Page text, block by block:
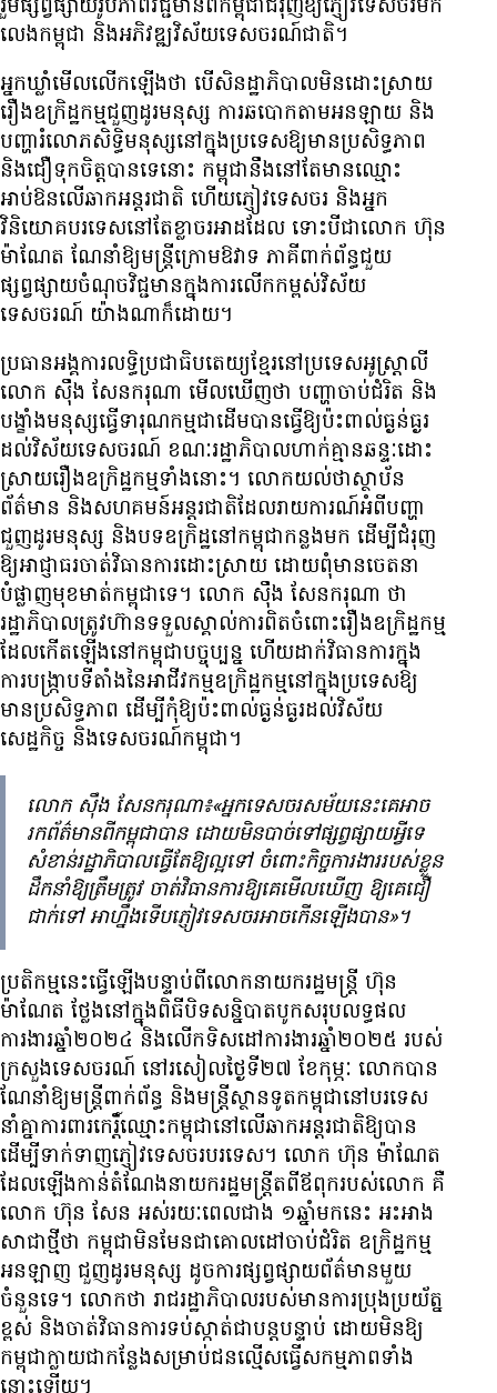
រួម​ផ្សព្វផ្សាយ​រូបភាព​វិជ្ជមាន​ពី​កម្ពុជា​ជំរុញ​ឱ្យ​ភ្ញៀវ​ទេសចរ​មក​
លេង​កម្ពុជា និង​អភិវឌ្ឍ​វិស័យ​ទេសចរណ៍​ជាតិ។
អ្នកឃ្លាំមើល​លើក​ឡើង​ថា បើ​សិន​ដ្ឋាភិបាល​មិន​ដោះស្រាយ​
រឿង​ឧក្រិដ្ឋកម្ម​ជួញដូរ​មនុស្ស ការ​ឆបោក​តាម​អនឡាយ និង​
បញ្ហា​រំលោភ​សិទ្ធិមនុស្ស​នៅ​ក្នុង​ប្រទេស​ឱ្យ​មាន​ប្រសិទ្ធភាព
និង​ជឿ​ទុក​ចិត្ត​បាន​ទេ​នោះ កម្ពុជា​នឹង​នៅតែ​មាន​ឈ្មោះ​
អាប់ឱន​លើ​ឆាក​អន្តរជាតិ ហើយ​ភ្ញៀវ​ទេសចរ និង​អ្នក​
វិនិយោគ​បរទេស​នៅតែ​ខ្លាច​រអា​ដដែល ទោះបីជា​លោក ហ៊ុន
ម៉ាណែត ណែនាំ​ឱ្យ​មន្ត្រី​ក្រោម​ឱវាទ ភាគី​ពាក់ព័ន្ធ​ជួយ​
ផ្សព្វផ្សាយ​ចំណុច​វិជ្ជមាន​ក្នុង​ការ​លើក​កម្ពស់​វិស័យ​
ទេសចរណ៍ យ៉ាង​ណា​ក៏​ដោយ។
ប្រធាន​អង្គការ​លទ្ធិ​ប្រជាធិបតេយ្យ​ខ្មែរ​នៅ​ប្រទេស​អូស្ត្រាលី
លោក ស៊ឹង សែនករុណា មើល​ឃើញ​ថា បញ្ហា​ចាប់ជំរិត និង​
បង្ខាំង​មនុស្ស​ធ្វើទារុណកម្ម​ជា​ដើម​បាន​ធ្វើ​ឱ្យ​​ប៉ះពាល់​ធ្ងន់ធ្ងរ​
ដល់​វិស័យ​ទេសចរណ៍ ខណៈ​រដ្ឋាភិបាល​ហាក់​គ្មាន​ឆន្ទៈ​ដោះ
ស្រាយ​រឿង​ឧក្រិដ្ឋកម្ម​ទាំងនោះ។ លោកយល់​ថា​ស្ថាប័ន​
ព័ត៌មាន និង​សហគមន៍​អន្តរជាតិ​ដែល​រាយការណ៍​អំពី​បញ្ហា​
ជួញដូរ​មនុស្ស និង​បទឧក្រិដ្ឋ​នៅ​កម្ពុជា​កន្លងមក ដើម្បី​ជំរុញ​
ឱ្យ​អាជ្ញាធរ​ចាត់វិធានការ​ដោះស្រាយ ដោយ​ពុំ​មាន​ចេតនា​
បំផ្លាញ​មុខមាត់​កម្ពុជា​ទេ។ លោក ស៊ឹង សែនករុណា ថា
រដ្ឋាភិបាល​ត្រូវ​ហ៊ាន​ទទួលស្គាល់​ការពិត​ចំពោះ​រឿង​ឧក្រិដ្ឋកម្ម
ដែល​កើតឡើង​នៅ​កម្ពុជា​បច្ចុប្បន្ន ហើយ​ដាក់​វិធានការ​ក្នុង​
ការ​បង្ក្រាប​ទីតាំង​នៃ​អាជីវកម្ម​ឧក្រិដ្ឋកម្ម​នៅ​ក្នុង​ប្រទេស​ឱ្យ​
មាន​ប្រសិទ្ធភាព ដើម្បី​កុំ​ឱ្យ​ប៉ះពាល់​ធ្ងន់ធ្ងរ​ដល់​វិស័យ​
សេដ្ឋកិច្ច និង​ទេសចរណ៍​កម្ពុជា។
លោក ស៊ឹង សែនករុណា៖«អ្នកទេសចរ​សម័យនេះ​គេ​អាច​
រក​ព័ត៌មាន​ពី​កម្ពុជា​បាន ដោយ​មិនបាច់​ទៅ​ផ្សព្វផ្សាយ​អ្វី​ទេ
សំខាន់​រដ្ឋាភិបាល​ធ្វើ​តែ​ឱ្យ​ល្អ​ទៅ ចំពោះ​កិច្ច​ការងារ​របស់​ខ្លួន​
ដឹកនាំ​ឱ្យ​ត្រឹមត្រូវ ចាត់វិធានការ​ឱ្យ​គេ​មើល​ឃើញ ឱ្យ​គេ​ជឿ
ជាក់​ទៅ អា​ហ្នឹង​ទើប​​ភ្ញៀវ​ទេសចរ​អាច​កើន​ឡើង​បាន»។
ប្រតិកម្ម​នេះ​ធ្វើឡើង​បន្ទាប់​ពី​លោក​នាយក​រដ្ឋមន្ត្រី ហ៊ុន
ម៉ាណែត ថ្លែង​នៅ​ក្នុង​ពិធី​បិទ​សន្និបាត​បូកសរុប​លទ្ធផល​
ការងារ​ឆ្នាំ២០២៤ និង​លើក​ទិស​ដៅ​ការងារ​ឆ្នាំ២០២៥ របស់​
ក្រសួង​ទេសចរណ៍ នៅ​រសៀល​ថ្ងៃ​ទី២៧ ខែកុម្ភៈ លោក​បាន​
ណែនាំ​ឱ្យ​មន្ត្រី​ពាក់ព័ន្ធ និង​មន្ត្រី​ស្ថានទូត​កម្ពុជា​នៅ​បរទេស​
នាំគ្នា​ការពារ​កេរ្តិ៍ឈ្មោះ​កម្ពុជា​នៅ​លើ​ឆាក​អន្តរជាតិ​ឱ្យ​បាន
ដើម្បី​ទាក់ទាញ​ភ្ញៀវ​ទេសចរ​បរទេស។ លោក ហ៊ុន ម៉ាណែត
ដែល​ឡើង​កាន់​តំណែង​នាយក​រដ្ឋមន្ត្រី​ត​ពី​ឪពុក​របស់​លោក គឺ​
លោក ហ៊ុន សែន អស់​រយៈ​ពេល​ជាង ១ឆ្នាំ​មក​នេះ អះអាង​
សា​ជា​ថ្មី​ថា កម្ពុជា​មិនមែន​ជា​គោលដៅ​ចាប់ជំរិត ឧក្រិដ្ឋកម្ម​
អនឡាញ ជួញដូរ​មនុស្ស ដូច​ការ​ផ្សព្វផ្សាយ​ព័ត៌មាន​មួយ​
ចំនួន​ទេ។ លោក​ថា រាជរដ្ឋាភិបាល​របស់​មាន​ការ​ប្រុងប្រយ័ត្ន​
ខ្ពស់ និង​ចាត់​វិធានការ​ទប់ស្កាត់​ជា​បន្តបន្ទាប់ ដោយ​មិន​ឱ្យ​
កម្ពុជា​ក្លាយ​ជា​កន្លែង​សម្រាប់​ជនល្មើស​ធ្វើ​សកម្មភាព​ទាំង​